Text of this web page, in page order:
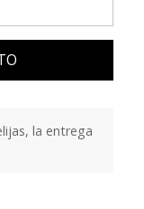
la entrega